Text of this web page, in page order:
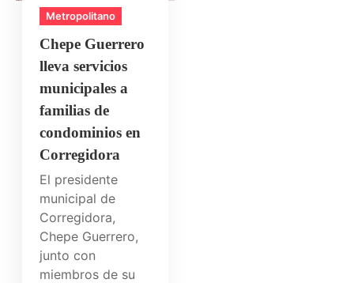
Metropolitano
Chepe Guerrero
lleva servicios
municipales a
familias de
condominios en
Corregidora
El presidente
municipal de
Corregidora,
Chepe Guerrero,
junto con
miembros de su